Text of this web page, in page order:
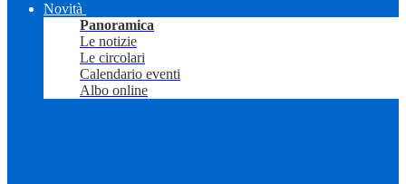
Novità
Panoramica
Le notizie
Le circolari
Calendario eventi
Albo online